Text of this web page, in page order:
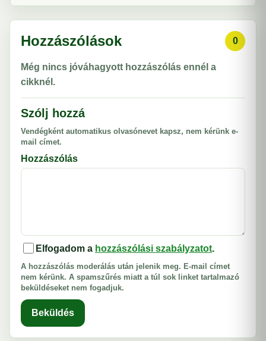
Hozzászólások 0
Még nincs jóváhagyott hozzászólás ennél a
cikknél.
Szólj hozzá
Vendégként automatikus olvasónevet kapsz, nem kérünk e-
mail címet.
Hozzászólás
Elfogadom a hozzászólási szabályzatot.
A hozzászólás moderálás után jelenik meg. E-mail címet
nem kérünk. A spamszűrés miatt a túl sok linket tartalmazó
beküldéseket nem fogadjuk.
Beküldés